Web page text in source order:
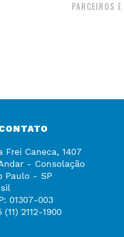
PARCEIROS
Frei Caneca, 1407
- Consolação
Paulo - SP
01307-003
(11) 2112-1900